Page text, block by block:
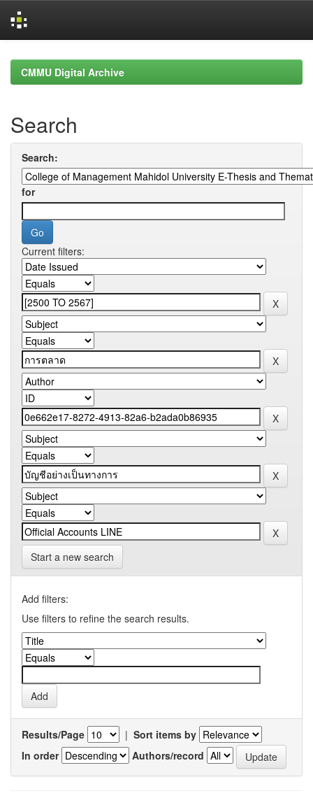
navigationCMMU Digital Archive
Search
Search:
for
Current filters:
Start a new search
Add filters:
Use filters to refine the search results.
Results/Page | Sort items by
In order
Authors/record